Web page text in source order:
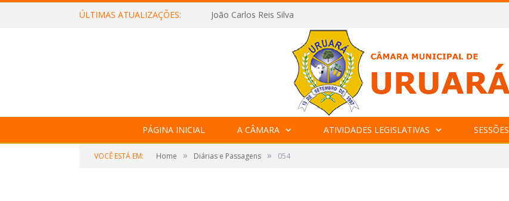
ÚLTIMAS ATUALIZAÇÕES: João Carlos Reis Silva
PÁGINA INICIAL A CÂMARA ATIVIDADES LEGISLATIVAS SESSÕES
VOCÊ ESTÁ EM: Home » Diárias e Passagens » 054